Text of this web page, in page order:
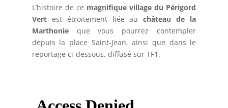
L’histoire de ce magnifique village du Périgord
Vertest étroitement liée auchâteau de la
Marthonieque vous pourrez contempler
depuis la place Saint-Jean, ainsi que dans le
reportage ci-dessous, diffusé sur TF1.